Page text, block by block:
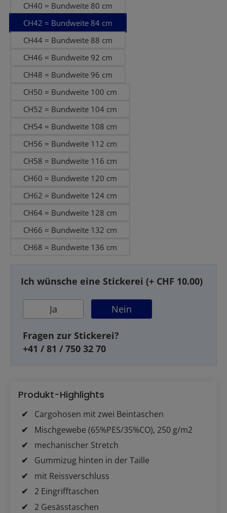
CH40 = Bundweite 80 cm
CH42 = Bundweite 84 cm
CH44 = Bundweite 88 cm
CH46 = Bundweite 92 cm
CH48 = Bundweite 96 cm
CH50 = Bundweite 100 cm
CH52 = Bundweite 104 cm
CH54 = Bundweite 108 cm
CH56 = Bundweite 112 cm
CH58 = Bundweite 116 cm
CH60 = Bundweite 120 cm
CH62 = Bundweite 124 cm
CH64 = Bundweite 128 cm
CH66 = Bundweite 132 cm
CH68 = Bundweite 136 cm
Ich wünsche eine Stickerei (+ CHF 10.00)
Ja Nein
Fragen zur Stickerei?
+41 / 81 / 750 32 70
Produkt-Highlights
Cargohosen mit zwei Beintaschen
Mischgewebe (65%PES/35%CO), 250 g/m2
mechanischer Stretch
Gummizug hinten in der Taille
mit Reissverschluss
2 Eingrifftaschen
2 Gesässtaschen